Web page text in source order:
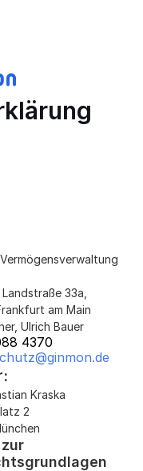
33a,
am Main
Ulrich Bauer
4370
Kraska
2